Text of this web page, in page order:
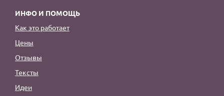
ИНФО И ПОМОЩЬ
Как это работает
Цены
Отзывы
Тексты
Идеи